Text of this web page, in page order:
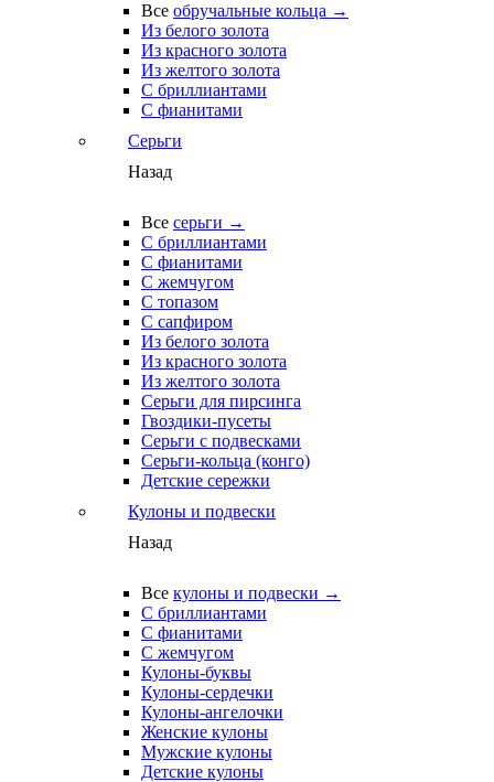
Все обручальные кольца →
Из белого золота
Из красного золота
Из желтого золота
С бриллиантами
С фианитами
Серьги
Назад
Все серьги →
С бриллиантами
С фианитами
С жемчугом
С топазом
С сапфиром
Из белого золота
Из красного золота
Из желтого золота
Серьги для пирсинга
Гвоздики-пусеты
Серьги с подвесками
Серьги-кольца (конго)
Детские сережки
Кулоны и подвески
Назад
Все кулоны и подвески →
С бриллиантами
С фианитами
С жемчугом
Кулоны-буквы
Кулоны-сердечки
Кулоны-ангелочки
Женские кулоны
Мужские кулоны
Детские кулоны